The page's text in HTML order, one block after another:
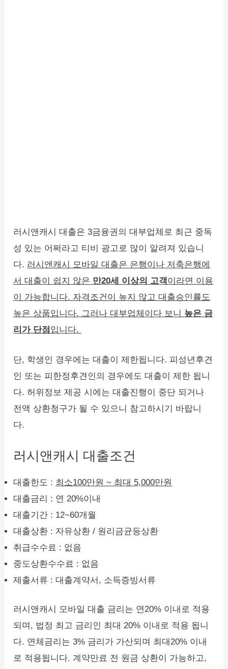
러시앤캐시 대출은 3금융권의 대부업체로 최근 중독
성 있는 어쩌라고 티비 광고로 많이 알려져 있습니
다. 러시앤캐시 모바일 대출은 은행이나 저축은행에
서 대출이 쉽지 않은 만20세 이상의 고객이라면 이용
이 가능합니다. 자격조건이 높지 않고 대출승인률도
높은 상품입니다. 그러나 대부업체이다 보니 높은 금
리가 단점 입니다.
단, 학생인 경우에는 대출이 제한됩니다. 피성년후견
인 또는 피한정후견인의 경우에도 대출이 제한 됩니
다. 허위정보 제공 시에는 대출진행이 중단 되거나
전액 상환청구가 될 수 있으니 참고하시기 바랍니
다.
러시앤캐시 대출조건
대출한도 : 최소100만원 ~ 최대 5,000만원
대출금리 : 연 20%이내
대출기간 : 12~60개월
대출상환 : 자유상환 / 원리금균등상환
취급수수료 : 없음
중도상환수수료 : 없음
제출서류 : 대출계약서, 소득증빙서류
러시앤캐시 모바일 대출 금리는 연20% 이내로 적용
되며, 법정 최고 금리인 최대 20% 이내로 적용 됩니
다. 연체금리는 3% 금리가 가산되며 최대20% 이내
로 적용됩니다. 계약만료 전 원금 상환이 가능하고,